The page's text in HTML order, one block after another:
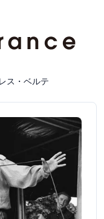
ス・ベルテ